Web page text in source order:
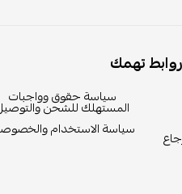
روابط تهمك
سياسة حقوق وواجبات
المستهلك للشحن
سياسة الاستخدام